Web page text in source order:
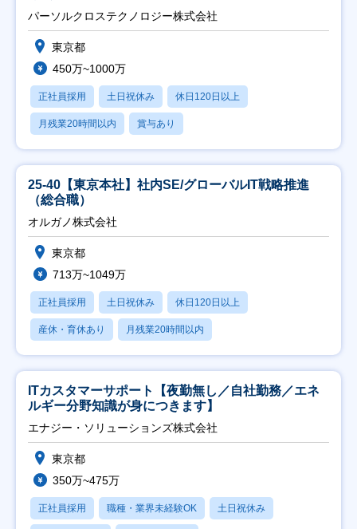
パーソルクロステクノロジー株式会社
東京都
450万~1000万
正社員採用 土日祝休み 休日120日以上
月残業20時間以内 賞与あり
25-40【東京本社】社内SE/グローバルIT戦略推進
（総合職）
オルガノ株式会社
東京都
713万~1049万
正社員採用 土日祝休み 休日120日以上
産休・育休あり 月残業20時間以内
ITカスタマーサポート【夜勤無し／自社勤務／エネ
ルギー分野知識が身につきます】
エナジー・ソリューションズ株式会社
東京都
350万~475万
正社員採用 職種・業界未経験OK 土日祝休み